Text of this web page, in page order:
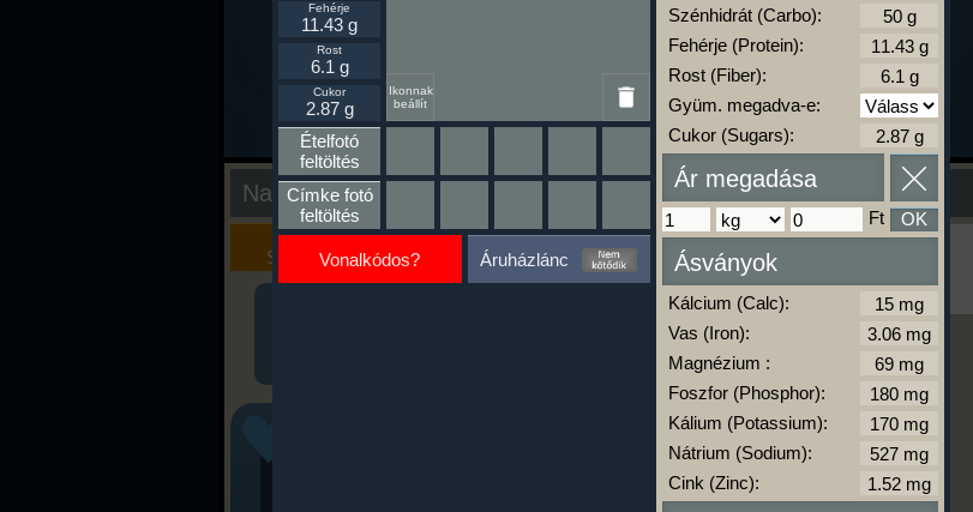
Nap kiértékelése
Kalória
Szimulátor
Szöveges
Értékelés
Ha ma már nem eszel/sportolsz többet,
kattints a kiértékelésre!
A Kalória Szimulátor Prémium funkció.
kalóriabázis.hu
-
Ikonnak
beállít
Fehérje
11.43 g
Rost
6.1 g
Cukor
2.87 g
Ételfotó
feltöltés
Címke fotó
feltöltés
Vonalkódos? Áruházlánc
Szénhidrát (Carbo):
Fehérje (Protein):
Rost (Fiber):
Gyüm. megadva-e:
Cukor (Sugars):
Ár megadása
Ft OK
Ásványok
Kálcium (Calc):
Vas (Iron):
Magnézium :
Foszfor (Phosphor):
Kálium (Potassium):
Nátrium (Sodium):
Cink (Zinc):